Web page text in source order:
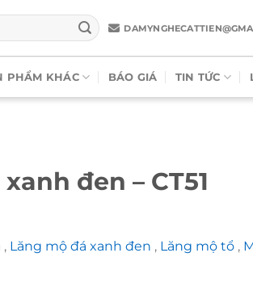
PHẨM KHÁC BÁO GIÁ TIN TỨC
đen – CT51
, Lăng mộ đá xanh đen , Lăng mộ tổ ,